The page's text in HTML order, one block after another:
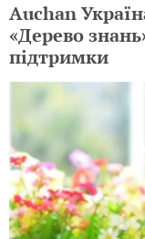
Auchan
«Дерево
підтримки